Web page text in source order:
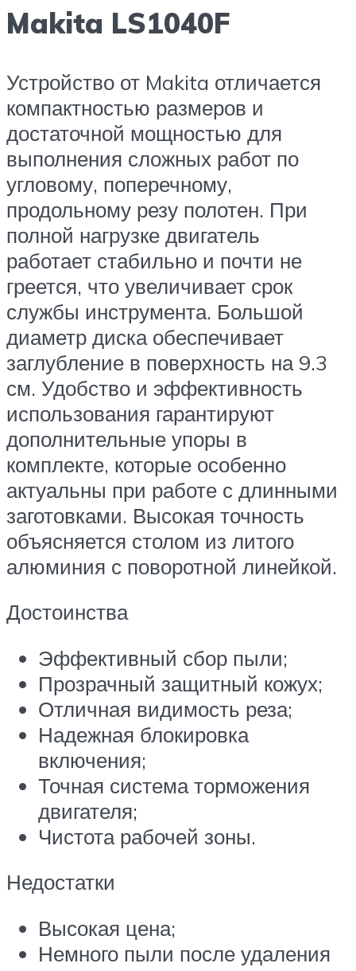
Makita LS1040F
Устройство от Makita отличается
компактностью размеров и
достаточной мощностью для
выполнения сложных работ по
угловому, поперечному,
продольному резу полотен. При
полной нагрузке двигатель
работает стабильно и почти не
греется, что увеличивает срок
службы инструмента. Большой
диаметр диска обеспечивает
заглубление в поверхность на 9.3
см. Удобство и эффективность
использования гарантируют
дополнительные упоры в
комплекте, которые особенно
актуальны при работе с длинными
заготовками. Высокая точность
объясняется столом из литого
алюминия с поворотной линейкой.
Достоинства
Эффективный сбор пыли;
Прозрачный защитный кожух;
Отличная видимость реза;
Надежная блокировка
включения;
Точная система торможения
двигателя;
Чистота рабочей зоны.
Недостатки
Высокая цена;
Немного пыли после удаления